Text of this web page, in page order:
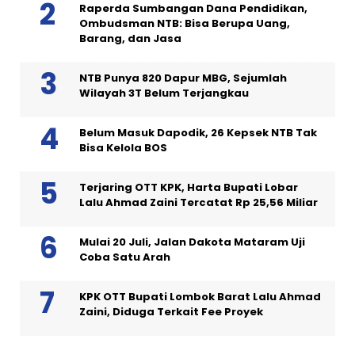
Raperda Sumbangan Dana Pendidikan,
Ombudsman NTB: Bisa Berupa Uang,
Barang, dan Jasa
NTB Punya 820 Dapur MBG, Sejumlah
Wilayah 3T Belum Terjangkau
Belum Masuk Dapodik, 26 Kepsek NTB Tak
Bisa Kelola BOS
Terjaring OTT KPK, Harta Bupati Lobar
Lalu Ahmad Zaini Tercatat Rp 25,56 Miliar
Mulai 20 Juli, Jalan Dakota Mataram Uji
Coba Satu Arah
KPK OTT Bupati Lombok Barat Lalu Ahmad
Zaini, Diduga Terkait Fee Proyek